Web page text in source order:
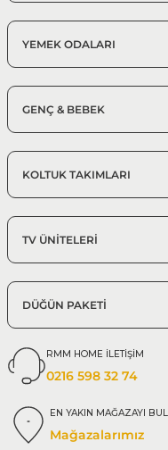
YEMEK ODALARI
GENÇ & BEBEK
KOLTUK TAKIMLARI
TV ÜNİTELERİ
DÜĞÜN PAKETİ
RMM HOME İLETİŞİM
0216 598 32 74
EN YAKIN MAĞAZAYI
Mağazalarımız